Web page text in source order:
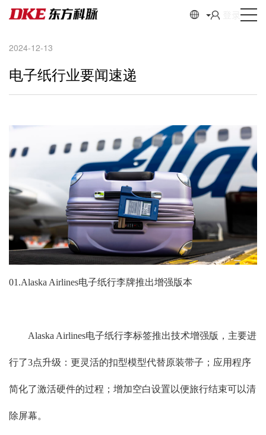
2024-12-13
电子纸行业要闻速递
01.Alaska Airlines电子纸行李牌推出增强版本
Alaska Airlines电子纸行李标签推出技术增强版，主要进
行了3点升级：更灵活的扣型模型代替原装带子；应用程序
简化了激活硬件的过程；增加空白设置以便旅行结束可以清
除屏幕。